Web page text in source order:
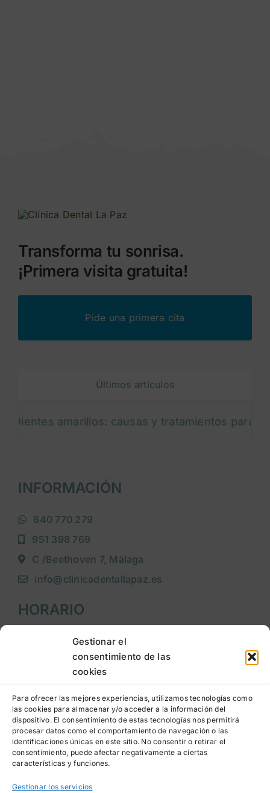
Gestionar el
consentimiento de las
cookies
Para ofrecer las mejores experiencias, utilizamos tecnologías como
las cookies para almacenar y/o acceder a la información del
dispositivo. El consentimiento de estas tecnologías nos permitirá
procesar datos como el comportamiento de navegación o las
identificaciones únicas en este sitio. No consentir o retirar el
consentimiento, puede afectar negativamente a ciertas
características y funciones.
Gestionar los servicios
Transforma tu sonrisa.
¡Primera visita gratuita!
Pide una primera cita
Últimos artículos
amarillos: causas y tratamientos para
INFORMACIÓN
640 770 279
951 398 769
C /Beethoven 7, Málaga
info@clinicadentallapaz.es
HORARIO
Lunes a jueves: 9:00h a 20:00h
Viernes: 9:00h a 15:00h
LEGAL
Aviso legal
Política de privacidad
Política de cookies